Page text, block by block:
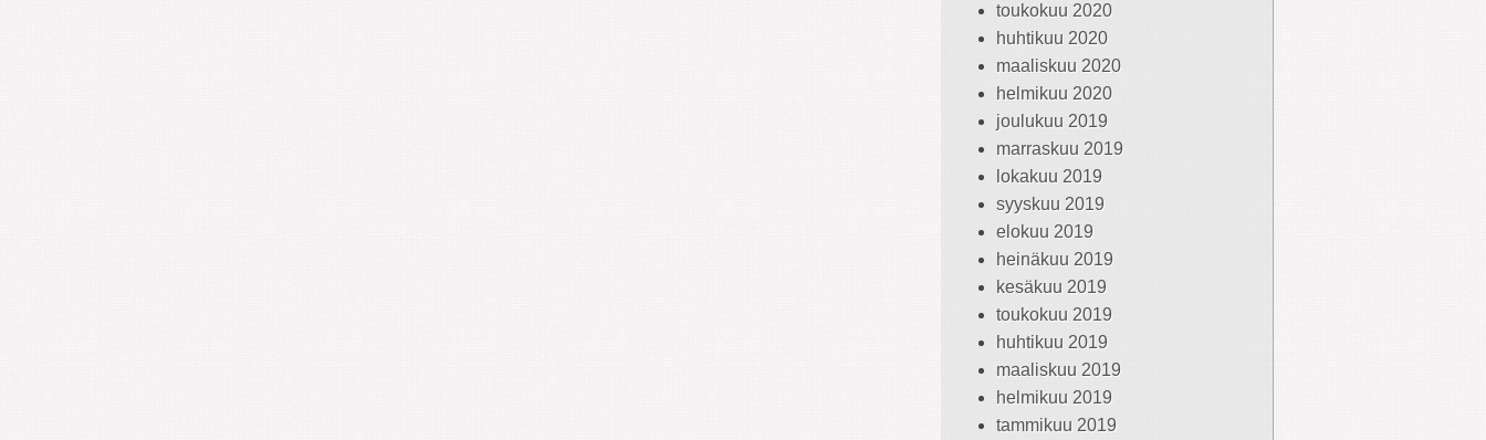
toukokuu 2020
huhtikuu 2020
maaliskuu 2020
helmikuu 2020
joulukuu 2019
marraskuu 2019
lokakuu 2019
syyskuu 2019
elokuu 2019
heinäkuu 2019
kesäkuu 2019
toukokuu 2019
huhtikuu 2019
maaliskuu 2019
helmikuu 2019
tammikuu 2019